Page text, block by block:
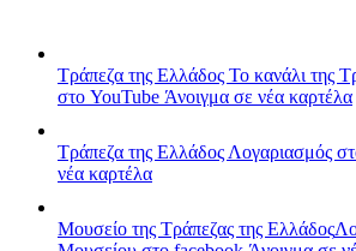
Τράπεζα της Ελλάδος Το κανάλι της
στο YouTube Άνοιγμα σε νέα καρτέλα
Τράπεζα της Ελλάδος Λογαριασμός
νέα καρτέλα
Μουσείο της Τράπεζας της Ελλάδος